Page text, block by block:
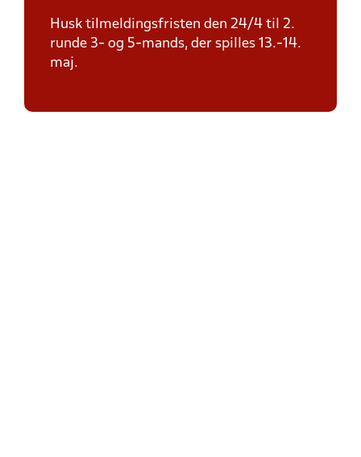
Husk tilmeldingsfristen den 24/4 til 2.
runde 3- og 5-mands, der spilles 13.-14.
maj.